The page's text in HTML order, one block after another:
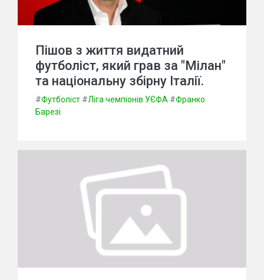
Пішов з життя видатний
футболіст, який грав за "Мілан"
та національну збірну Італії.
#Футболіст #Ліга чемпіонів УЄФА #Франко
Барезі